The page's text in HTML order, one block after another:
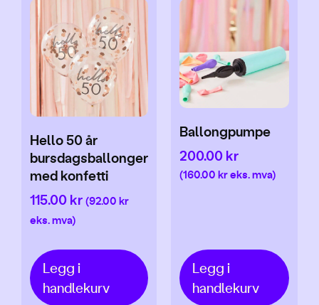
Hello 50 år
bursdagsballonger
med konfetti
115.00 kr (92.00 kr
eks. mva)
Legg i
handlekurv
Ballongpumpe
200.00 kr
(160.00 kreks. mva)
Legg i
handlekurv